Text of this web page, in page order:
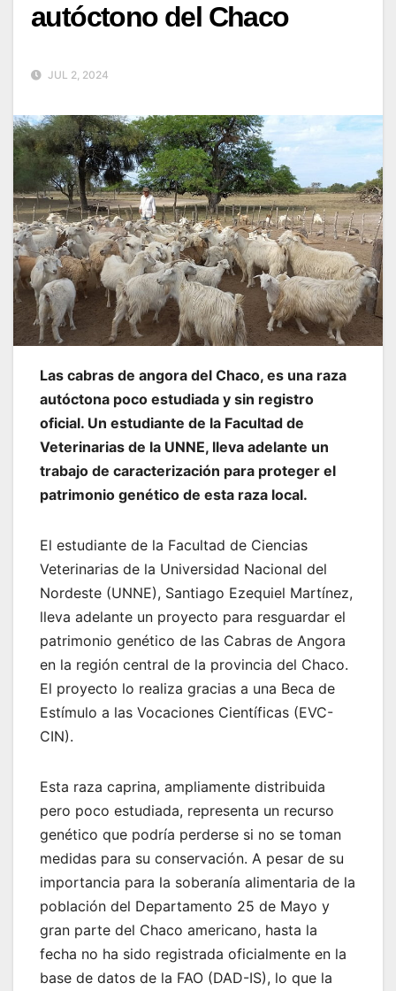
autóctono del Chaco
JUL 2, 2024
Las cabras de angora del Chaco, es una raza
autóctona poco estudiada y sin registro
oficial. Un estudiante de la Facultad de
Veterinarias de la UNNE, lleva adelante un
trabajo de caracterización para proteger el
patrimonio genético de esta raza local.
El estudiante de la Facultad de Ciencias
Veterinarias de la Universidad Nacional del
Nordeste (UNNE), Santiago Ezequiel Martínez,
lleva adelante un proyecto para resguardar el
patrimonio genético de las Cabras de Angora
en la región central de la provincia del Chaco.
El proyecto lo realiza gracias a una Beca de
Estímulo a las Vocaciones Científicas (EVC-
CIN).
Esta raza caprina, ampliamente distribuida
pero poco estudiada, representa un recurso
genético que podría perderse si no se toman
medidas para su conservación. A pesar de su
importancia para la soberanía alimentaria de la
población del Departamento 25 de Mayo y
gran parte del Chaco americano, hasta la
fecha no ha sido registrada oficialmente en la
base de datos de la FAO (DAD-IS), lo que la